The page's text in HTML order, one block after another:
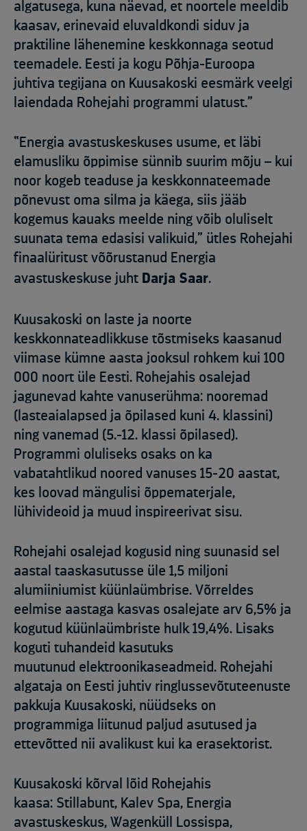
algatusega, kuna näevad, et noortele meeldib
kaasav, erinevaid eluvaldkondi siduv ja
praktiline lähenemine keskkonnaga seotud
teemadele. Eesti ja kogu Põhja-Euroopa
juhtiva tegijana on Kuusakoski eesmärk veelgi
laiendada Rohejahi programmi ulatust.”
“Energia avastuskeskuses usume, et läbi
elamusliku õppimise sünnib suurim mõju – kui
noor kogeb teaduse ja keskkonnateemade
põnevust oma silma ja käega, siis jääb
kogemus kauaks meelde ning võib oluliselt
suunata tema edasisi valikuid,” ütles Rohejahi
finaalüritust võõrustanud Energia
avastuskeskuse juht Darja Saar.
Kuusakoski on laste ja noorte
keskkonnateadlikkuse tõstmiseks kaasanud
viimase kümne aasta jooksul rohkem kui 100
000 noort üle Eesti. Rohejahis osalejad
jagunevad kahte vanuserühma: nooremad
(lasteaialapsed ja õpilased kuni 4. klassini)
ning vanemad (5.-12. klassi õpilased).
Programmi oluliseks osaks on ka
vabatahtlikud noored vanuses 15-20 aastat,
kes loovad mängulisi õppematerjale,
lühivideoid ja muud inspireerivat sisu.
Rohejahi osalejad kogusid ning suunasid sel
aastal taaskasutusse üle 1,5 miljoni
alumiiniumist küünlaümbrise. Võrreldes
eelmise aastaga kasvas osalejate arv 6,5% ja
kogutud küünlaümbriste hulk 19,4%. Lisaks
koguti tuhandeid kasutuks
muutunud elektroonikaseadmeid. Rohejahi
algataja on Eesti juhtiv ringlussevõtuteenuste
pakkuja Kuusakoski, nüüdseks on
programmiga liitunud paljud asutused ja
ettevõtted nii avalikust kui ka erasektorist.
Kuusakoski kõrval lõid Rohejahis
kaasa: Stillabunt, Kalev Spa, Energia
avastuskeskus, Wagenküll Lossispa,